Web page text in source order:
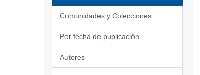
Comunidades y Colecciones
Por fecha de publicación
Autores